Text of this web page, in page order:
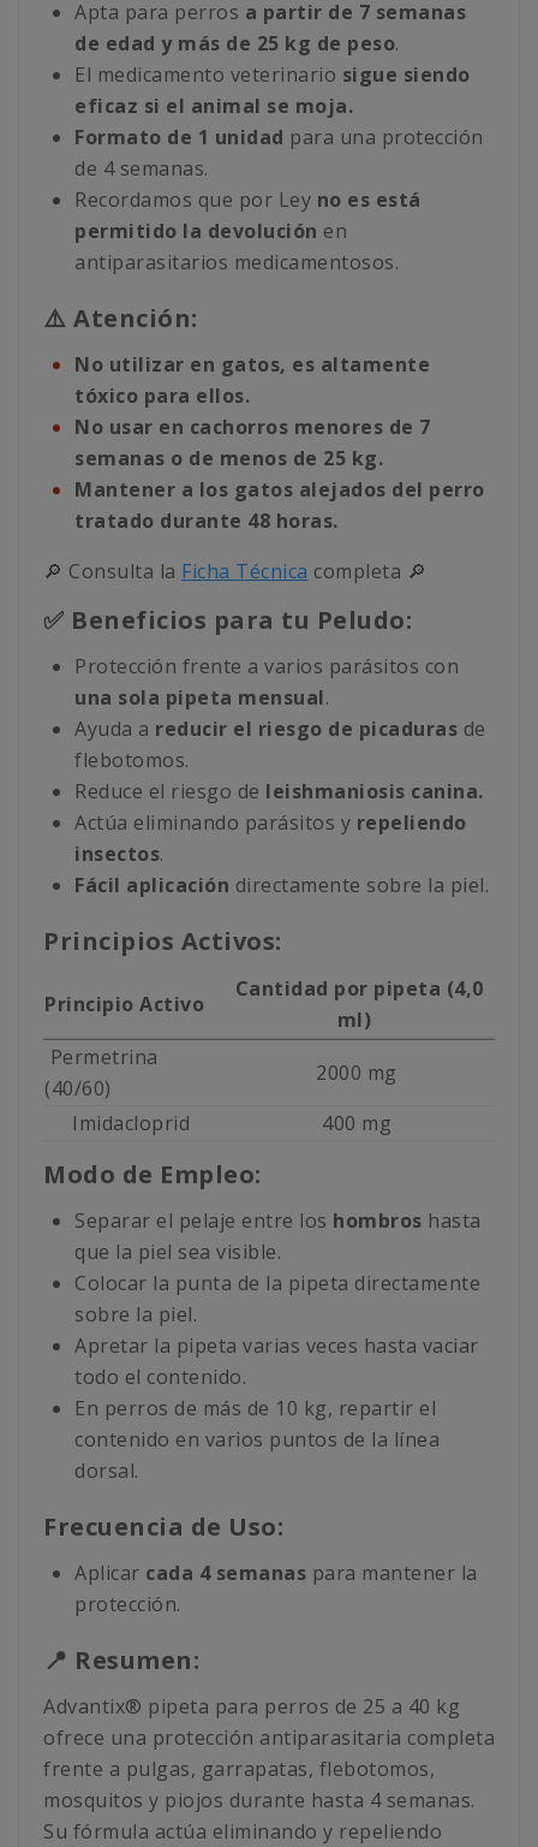
Apta para perros a partir de 7 semanas
de edad y más de 25 kg de peso.
El medicamento veterinario sigue siendo
eficaz si el animal se moja.
Formato de 1 unidad para una protección
de 4 semanas.
Recordamos que por Ley no es está
permitido la devolución en
antiparasitarios medicamentosos.
⚠️ Atención:
No utilizar en gatos, es altamente
tóxico para ellos.
No usar en cachorros menores de 7
semanas o de menos de 25 kg.
Mantener a los gatos alejados del perro
tratado durante 48 horas.
🔎 Consulta la Ficha Técnica completa 🔎
✅ Beneficios para tu Peludo:
Protección frente a varios parásitos con
una sola pipeta mensual.
Ayuda a reducir el riesgo de picaduras de
flebotomos.
Reduce el riesgo de leishmaniosis canina.
Actúa eliminando parásitos y repeliendo
insectos.
Fácil aplicación directamente sobre la piel.
Principios Activos:
Principio Activo
Cantidad por pipeta (4,0
ml)
Permetrina
(40/60)
2000 mg
Imidacloprid
400 mg
Modo de Empleo:
Separar el pelaje entre los hombros hasta
que la piel sea visible.
Colocar la punta de la pipeta directamente
sobre la piel.
Apretar la pipeta varias veces hasta vaciar
todo el contenido.
En perros de más de 10 kg, repartir el
contenido en varios puntos de la línea
dorsal.
Frecuencia de Uso:
Aplicar cada 4 semanas para mantener la
protección.
📍 Resumen:
Advantix® pipeta para perros de 25 a 40 kg
ofrece una protección antiparasitaria completa
frente a pulgas, garrapatas, flebotomos,
mosquitos y piojos durante hasta 4 semanas.
Su fórmula actúa eliminando y repeliendo